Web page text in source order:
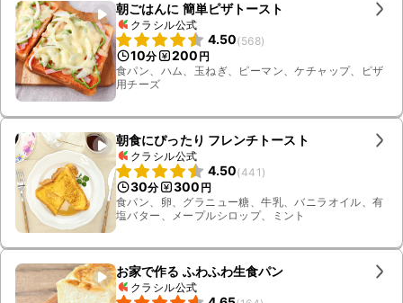
朝ごはんに 簡単ピザトースト
クラシル公式
4.50(568)
10分 200 円
食パン、ハム、玉ねぎ、ピーマン、ケチャップ、ピザ
用チーズ
朝食にぴったり フレンチトースト
クラシル公式
4.50(441 )
30分 300 円
食パン、卵、グラニュー糖、牛乳、バニラオイル、有
塩バター、メープルシロップ、ミント
お家で作る ふわふわ生食パン
クラシル公式